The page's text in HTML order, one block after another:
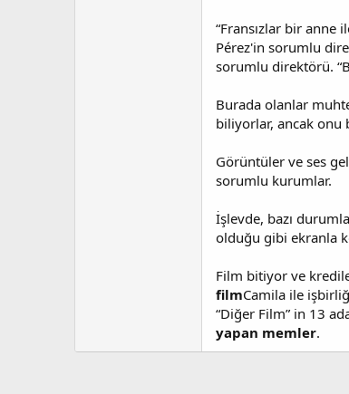
“Fransızlar bir anne
Pérez'in sorumlu
sorumlu direktörü.
Burada olanlar
biliyorlar, ancak onu
Görüntüler ve ses
sorumlu kurumlar.
İşlevde, bazı
olduğu gibi ekranla
Film bitiyor ve
filmCamila ile
“Diğer Film” in 13
yapan memler.